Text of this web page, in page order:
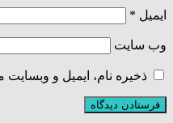
ایمیل *
وب‌ سایت
ذخیره نام، ایمیل و